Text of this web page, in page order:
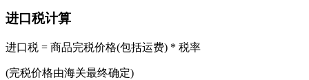
进口税计算
进口税 = 商品完税价格(包括运费) * 税率
(完税价格由海关最终确定)